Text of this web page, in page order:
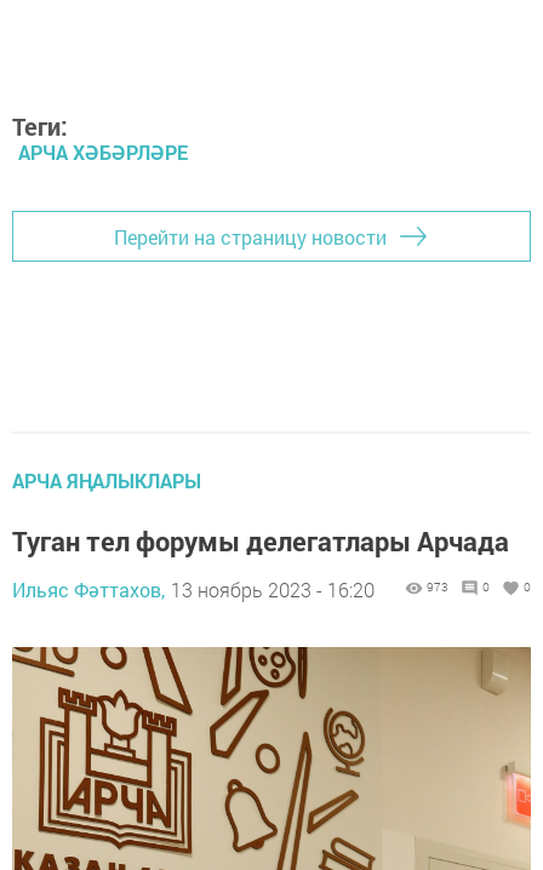
Теги:
АРЧА ХӘБӘРЛӘРЕ
Перейти на страницу новости
АРЧА ЯҢАЛЫКЛАРЫ
Туган тел форумы делегатлары Арчада
Ильяс Фәттахов, 13 ноябрь 2023 - 16:20 973 0 0